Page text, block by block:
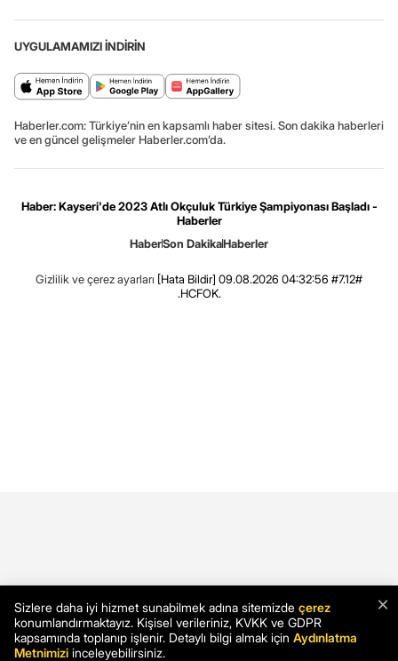
UYGULAMAMIZI İNDİRİN
Haberler.com: Türkiye’nin en kapsamlı haber sitesi. Son dakika haberleri
ve en güncel gelişmeler Haberler.com’da.
Haber: Kayseri'de 2023 Atlı Okçuluk Türkiye Şampiyonası Başladı -
Haberler
HaberSon DakikaHaberler
Gizlilik ve çerez ayarları [Hata Bildir] 09.08.2026 04:32:56 #7.12#
.HCFOK.
×
Sizlere daha iyi hizmet sunabilmek adına sitemizde çerez
konumlandırmaktayız. Kişisel verileriniz, KVKK ve GDPR
kapsamında toplanıp işlenir. Detaylı bilgi almak için Aydınlatma
Metnimizi inceleyebilirsiniz.